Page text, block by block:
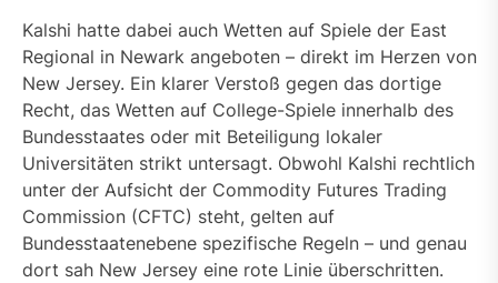
Kalshi hatte dabei auch Wetten auf Spiele der East
Regional in Newark angeboten – direkt im Herzen von
New Jersey. Ein klarer Verstoß gegen das dortige
Recht, das Wetten auf College-Spiele innerhalb des
Bundesstaates oder mit Beteiligung lokaler
Universitäten strikt untersagt. Obwohl Kalshi rechtlich
unter der Aufsicht der Commodity Futures Trading
Commission (CFTC) steht, gelten auf
Bundesstaatenebene spezifische Regeln – und genau
dort sah New Jersey eine rote Linie überschritten.